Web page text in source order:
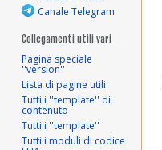
Canale Telegram
Collegamenti utili vari
Pagina speciale
''version''
Lista di pagine utili
Tutti i ''template'' di
contenuto
Tutti i ''template''
Tutti i moduli di codice